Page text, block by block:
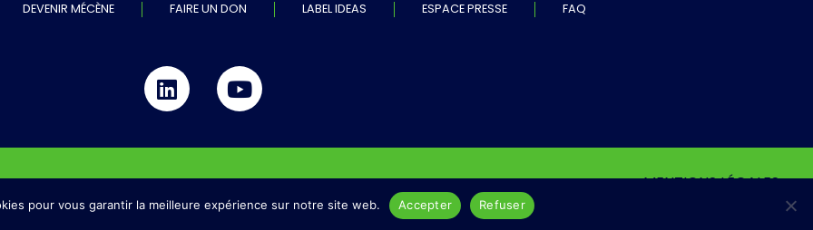
DEVENIR MÉCÈNE FAIRE UN DON LABEL IDEAS ESPACE PRESSE FAQ
MENTIONS LÉGALES
pour vous garantir la meilleure expérience sur notre site web. Accepter Refuser